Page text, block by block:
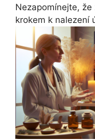
Nezapomínejte,
krokem k nalezení